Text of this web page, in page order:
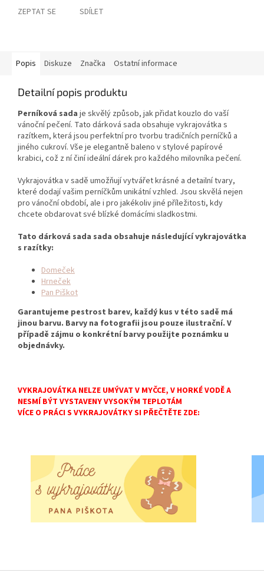
ZEPTAT SE SDÍLET
Popis Diskuze Značka Ostatní informace
Detailní popis produktu
Perníková sada je skvělý způsob, jak přidat kouzlo do vaší
vánoční pečení. Tato dárková sada obsahuje vykrajovátka s
razítkem, která jsou perfektní pro tvorbu tradičních perníčků a
jiného cukroví. Vše je elegantně baleno v stylové papírové
krabici, což z ní činí ideální dárek pro každého milovníka pečení.
Vykrajovátka v sadě umožňují vytvářet krásné a detailní tvary,
které dodají vašim perníčkům unikátní vzhled. Jsou skvělá nejen
pro vánoční období, ale i pro jakékoliv jiné příležitosti, kdy
chcete obdarovat své blízké domácími sladkostmi.
Tato dárková sada sada obsahuje následující vykrajovátka
s razítky:
Domeček
Hrneček
Pan Piškot
Garantujeme pestrost barev, každý kus v této sadě má
jinou barvu. Barvy na fotografii jsou pouze ilustrační. V
případě zájmu o konkrétní barvy použijte poznámku u
objednávky.
VYKRAJOVÁTKA NELZE UMÝVAT V MYČCE, V HORKÉ VODĚ A
NESMÍ BÝT VYSTAVENY VYSOKÝM TEPLOTÁM
VÍCE O PRÁCI S VYKRAJOVÁTKY SI PŘEČTĚTE ZDE: